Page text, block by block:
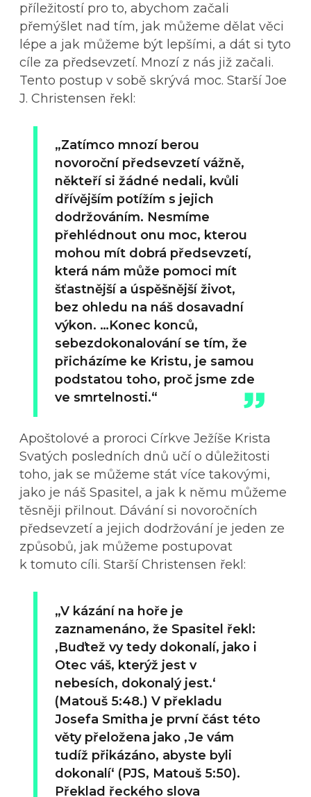
příležitostí pro to, abychom začali
přemýšlet nad tím, jak můžeme dělat věci
lépe a jak můžeme být lepšími, a dát si tyto
cíle za předsevzetí. Mnozí z nás již začali.
Tento postup v sobě skrývá moc. Starší Joe
J. Christensen řekl:
„Zatímco mnozí berou
novoroční předsevzetí vážně,
někteří si žádné nedali, kvůli
dřívějším potížím s jejich
dodržováním. Nesmíme
přehlédnout onu moc, kterou
mohou mít dobrá předsevzetí,
která nám může pomoci mít
šťastnější a úspěšnější život,
bez ohledu na náš dosavadní
výkon. …Konec konců,
sebezdokonalování se tím, že
přicházíme ke Kristu, je samou
podstatou toho, proč jsme zde
ve smrtelnosti.“
Apoštolové a proroci Církve Ježíše Krista
Svatých posledních dnů učí o důležitosti
toho, jak se můžeme stát více takovými,
jako je náš Spasitel, a jak k němu můžeme
těsněji přilnout. Dávání si novoročních
předsevzetí a jejich dodržování je jeden ze
způsobů, jak můžeme postupovat
k tomuto cíli. Starší Christensen řekl:
„V kázání na hoře je
zaznamenáno, že Spasitel řekl:
‚Buďtež vy tedy dokonalí, jako i
Otec váš, kterýž jest v
nebesích, dokonalý jest.‘
(Matouš 5:48.) V překladu
Josefa Smitha je první část této
věty přeložena jako ,Je vám
tudíž přikázáno, abyste byli
dokonalí‘ (PJS, Matouš 5:50).
Překlad řeckého slova